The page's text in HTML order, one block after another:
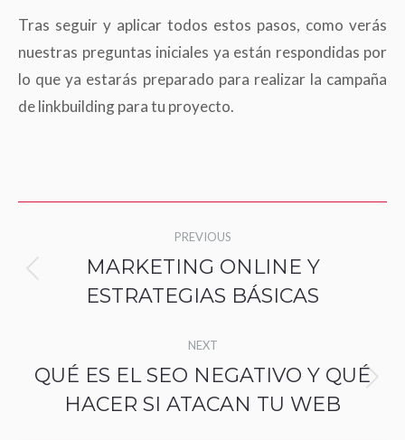
Tras seguir y aplicar todos estos pasos, como verás
nuestras preguntas iniciales ya están respondidas por
lo que ya estarás preparado para realizar la campaña
de linkbuilding para tu proyecto.
navigation
PREVIOUS
Previous
post:
MARKETING ONLINE Y
ESTRATEGIAS BÁSICAS
NEXT
post:
QUÉ ES EL SEO NEGATIVO Y QUÉ
HACER SI ATACAN TU WEB